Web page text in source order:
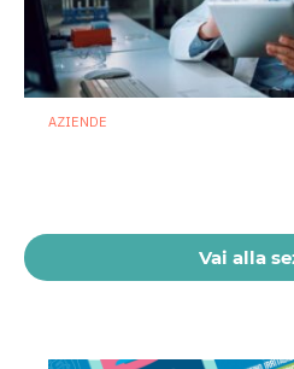
AZIENDE
Vai alla